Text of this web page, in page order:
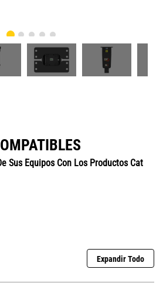
Sus Equipos Con Los Productos Cat
Expandir Todo